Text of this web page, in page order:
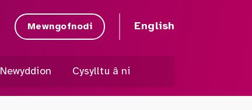
Mewngofnodi English
Newyddion Cysylltu â ni